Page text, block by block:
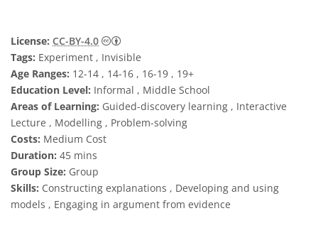
License: CC-BY-4.0
Creative Commons Reconocimiento 4.0
Tags: Experiment , Invisible
Age Ranges: 12-14 , 14-16 , 16-19 , 19+
Education Level: Informal , Middle School
Areas of Learning: Guided-discovery learning , Interactive
Lecture , Modelling , Problem-solving
Costs: Medium Cost
Duration: 45 mins
Group Size: Group
Skills: Constructing explanations , Developing and using
models , Engaging in argument from evidence